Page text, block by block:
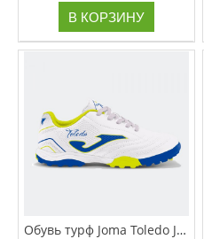
В КОРЗИНУ
Обувь турф Joma Toledo JR TOJS.2602.TF